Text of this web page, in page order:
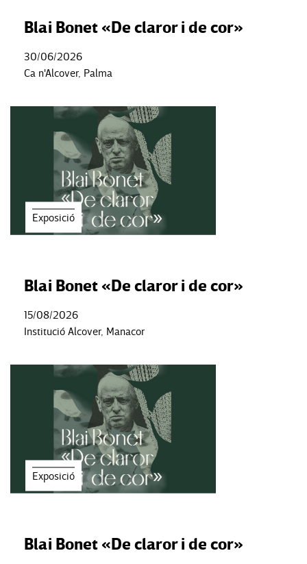
Blai Bonet «De claror i de cor»
30/06/2026
Ca n'Alcover, Palma
Exposició
Blai Bonet «De claror i de cor»
15/08/2026
Institució Alcover, Manacor
Exposició
Blai Bonet «De claror i de cor»